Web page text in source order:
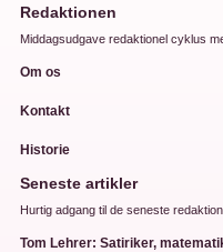
Redaktionen
Middagsudgave redaktionel cyklus
Om os
Kontakt
Historie
Seneste artikler
Hurtig adgang til de seneste
Tom Lehrer: Satiriker,